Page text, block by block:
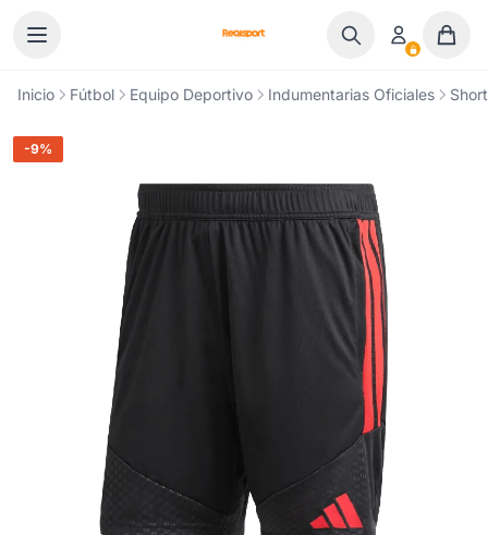
Inicio Fútbol Equipo Deportivo Indumentarias Oficiales
-9%